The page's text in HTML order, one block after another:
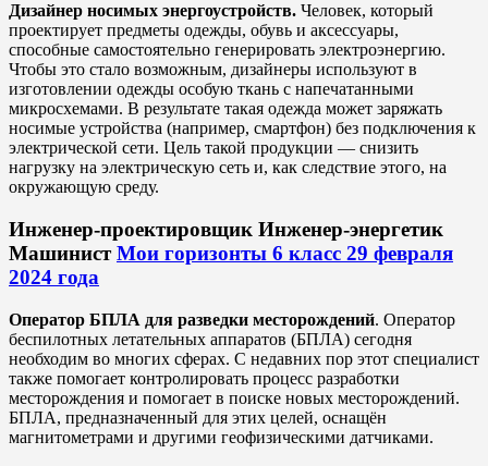
Дизайнер носимых энергоустройств. Человек, который
проектирует предметы одежды, обувь и аксессуары,
способные самостоятельно генерировать электроэнергию.
Чтобы это стало возможным, дизайнеры используют в
изготовлении одежды особую ткань с напечатанными
микросхемами. В результате такая одежда может заряжать
носимые устройства (например, смартфон) без подключения к
электрической сети. Цель такой продукции — снизить
нагрузку на электрическую сеть и, как следствие этого, на
окружающую среду.
Инженер-проектировщик Инженер-энергетик
Машинист Мои горизонты 6 класс 29 февраля
2024 года
Оператор БПЛА для разведки месторождений. Оператор
беспилотных летательных аппаратов (БПЛА) сегодня
необходим во многих сферах. С недавних пор этот специалист
также помогает контролировать процесс разработки
месторождения и помогает в поиске новых месторождений.
БПЛА, предназначенный для этих целей, оснащён
магнитометрами и другими геофизическими датчиками.